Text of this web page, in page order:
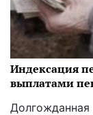
Индексация
выплатами
Долгожданная